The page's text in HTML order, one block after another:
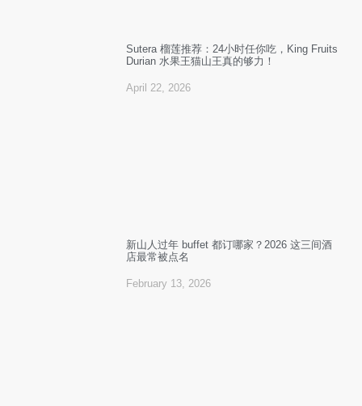
Sutera 榴莲推荐：24小时任你吃，King Fruits
Durian 水果王猫山王真的够力！
April 22, 2026
新山人过年 buffet 都订哪家？2026 这三间酒
店最常被点名
February 13, 2026